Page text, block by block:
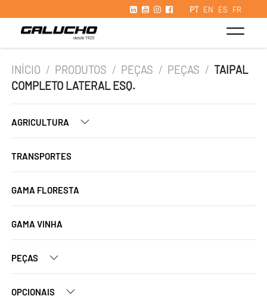
PT EN ES FR
INÍCIO / PRODUTOS / PEÇAS / PEÇAS / TAIPAL
COMPLETO LATERAL ESQ.
AGRICULTURA
TRANSPORTES
GAMA FLORESTA
GAMA VINHA
PEÇAS
OPCIONAIS